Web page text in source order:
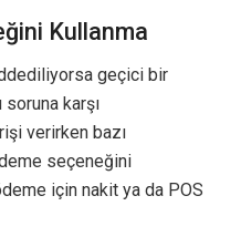
Kullanma
geçici bir
karşı
verirken bazı
seçeneğini
için nakit ya da POS